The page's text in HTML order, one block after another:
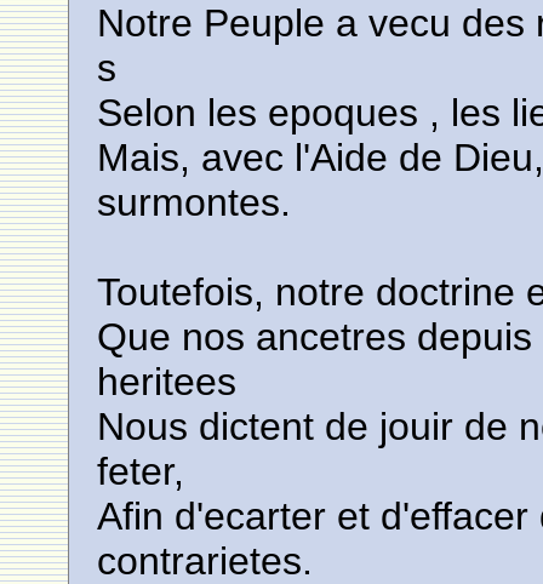
Notre Peuple a vecu
s
Selon les epoques , les
Mais, avec l'Aide de
surmontes.
Toutefois, notre doctrine
Que nos ancetres
heritees
Nous dictent de jouir de
feter,
Afin d'ecarter et
contrarietes.